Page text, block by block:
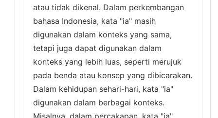
atau tidak dikenal. Dalam perkembangan
bahasa Indonesia, kata "ia" masih
digunakan dalam konteks yang sama,
tetapi juga dapat digunakan dalam
konteks yang lebih luas, seperti merujuk
pada benda atau konsep yang dibicarakan.
Dalam kehidupan sehari-hari, kata "ia"
digunakan dalam berbagai konteks.
Misalnya, dalam percakapan, kata "ia"